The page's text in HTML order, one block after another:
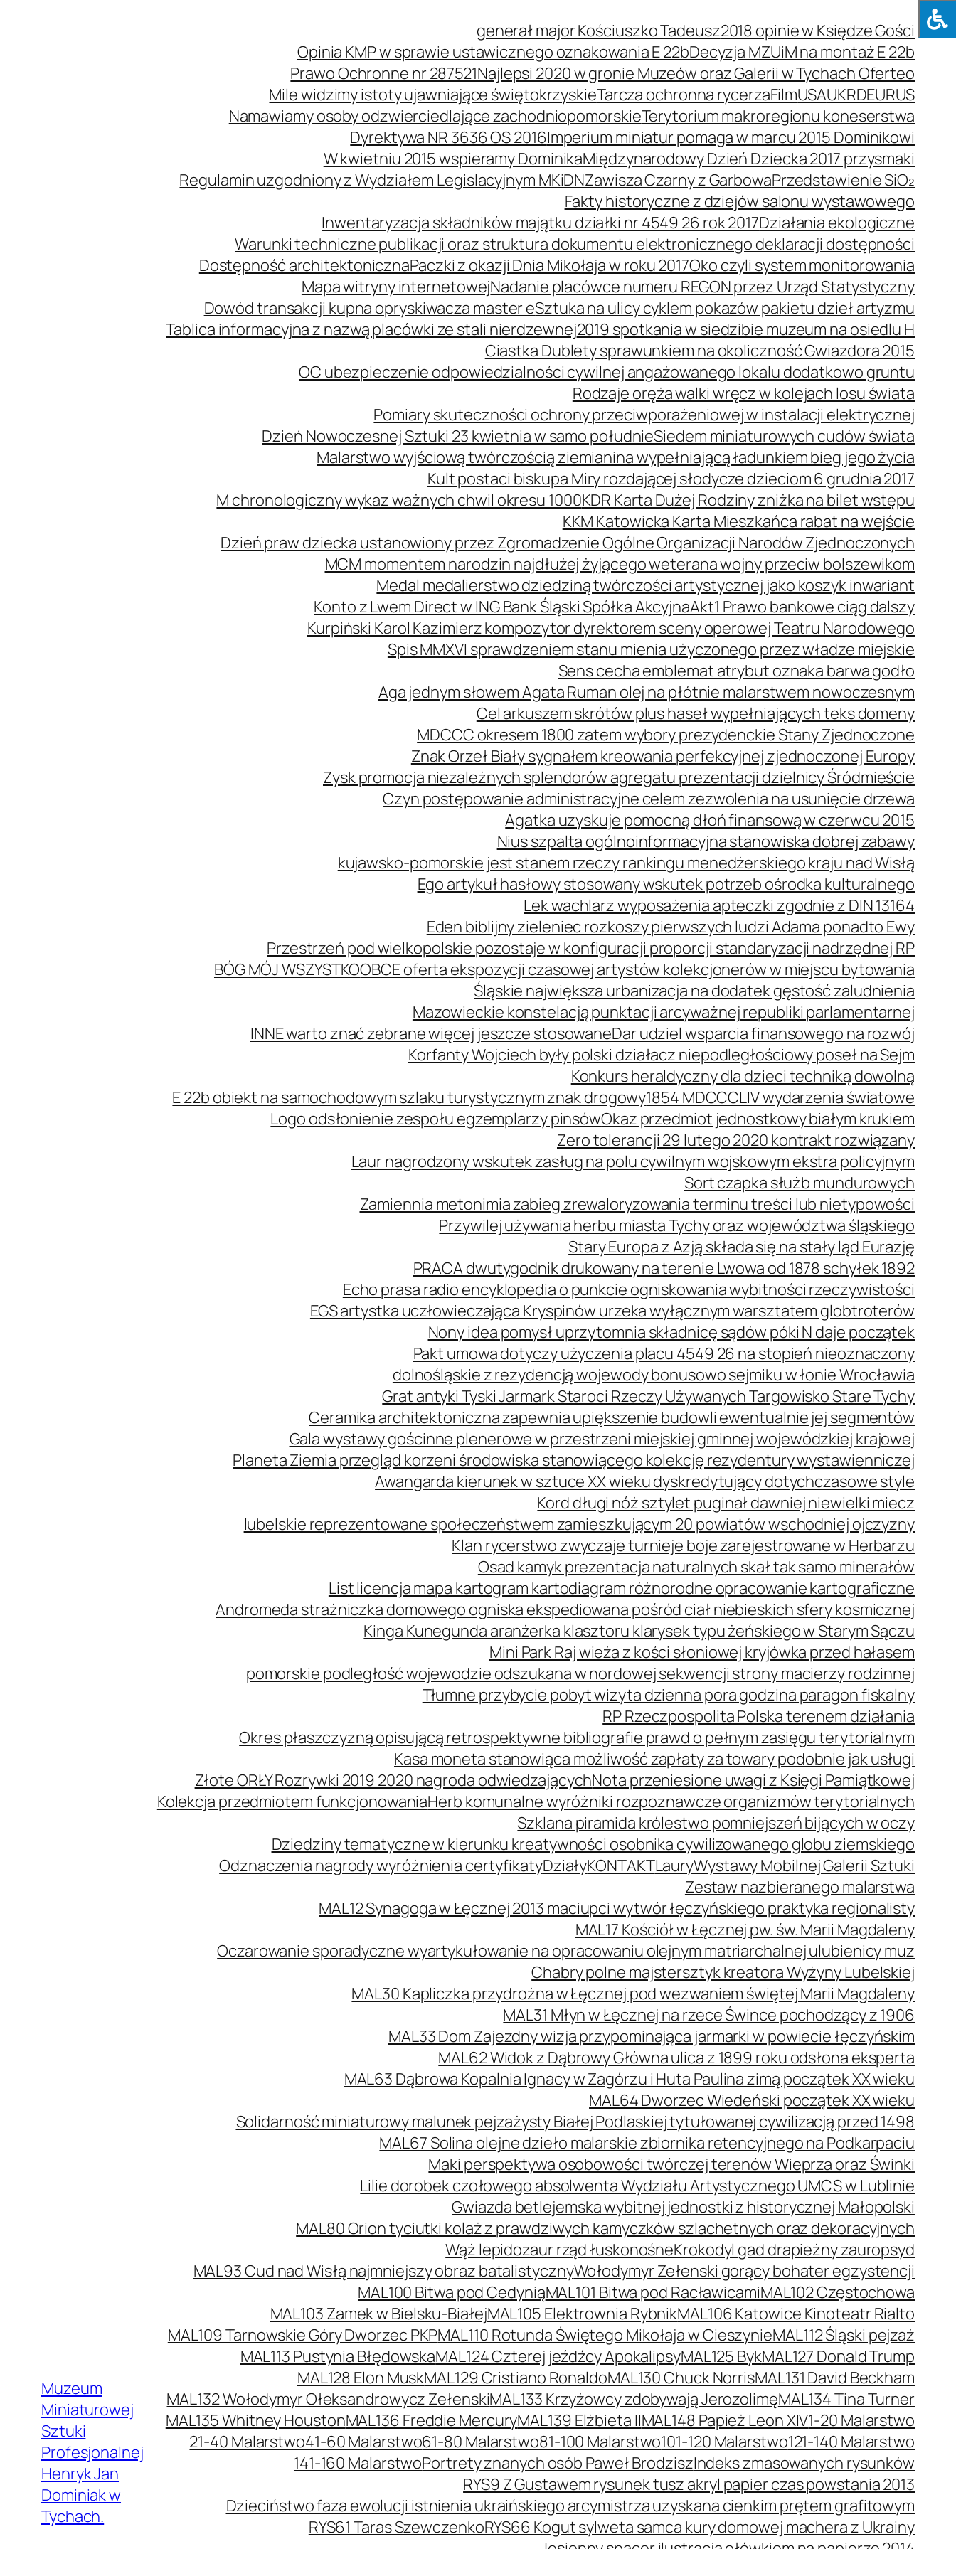
Muzeum
Miniaturowej
Sztuki
Profesjonalnej
Henryk Jan
Dominiak w
Tychach.
generał major Kościuszko Tadeusz2018 opinie w Księdze Gości
Opinia KMP w sprawie ustawicznego oznakowania E 22bDecyzja MZUiM na montaż E 22b
Prawo Ochronne nr 287521Najlepsi 2020 w gronie Muzeów oraz Galerii w Tychach Oferteo
Mile widzimy istoty ujawniające świętokrzyskieTarcza ochronna rycerzaFilmUSAUKRDEURUS
Namawiamy osoby odzwierciedlające zachodniopomorskieTerytorium makroregionu koneserstwa
Dyrektywa NR 3636 OS 2016Imperium miniatur pomaga w marcu 2015 Dominikowi
W kwietniu 2015 wspieramy DominikaMiędzynarodowy Dzień Dziecka 2017 przysmaki
Regulamin uzgodniony z Wydziałem Legislacyjnym MKiDNZawisza Czarny z GarbowaPrzedstawienie SiO₂
Fakty historyczne z dziejów salonu wystawowego
Inwentaryzacja składników majątku działki nr 4549 26 rok 2017Działania ekologiczne
Warunki techniczne publikacji oraz struktura dokumentu elektronicznego deklaracji dostępności
Dostępność architektonicznaPaczki z okazji Dnia Mikołaja w roku 2017Oko czyli system monitorowania
Mapa witryny internetowejNadanie placówce numeru REGON przez Urząd Statystyczny
Dowód transakcji kupna opryskiwacza master eSztuka na ulicy cyklem pokazów pakietu dzieł artyzmu
Tablica informacyjna z nazwą placówki ze stali nierdzewnej2019 spotkania w siedzibie muzeum na osiedlu H
Ciastka Dublety sprawunkiem na okoliczność Gwiazdora 2015
OC ubezpieczenie odpowiedzialności cywilnej angażowanego lokalu dodatkowo gruntu
Rodzaje oręża walki wręcz w kolejach losu świata
Pomiary skuteczności ochrony przeciwporażeniowej w instalacji elektrycznej
Dzień Nowoczesnej Sztuki 23 kwietnia w samo południeSiedem miniaturowych cudów świata
Malarstwo wyjściową twórczością ziemianina wypełniającą ładunkiem bieg jego życia
Kult postaci biskupa Miry rozdającej słodycze dzieciom 6 grudnia 2017
M chronologiczny wykaz ważnych chwil okresu 1000KDR Karta Dużej Rodziny zniżka na bilet wstępu
KKM Katowicka Karta Mieszkańca rabat na wejście
Dzień praw dziecka ustanowiony przez Zgromadzenie Ogólne Organizacji Narodów Zjednoczonych
MCM momentem narodzin najdłużej żyjącego weterana wojny przeciw bolszewikom
Medal medalierstwo dziedziną twórczości artystycznej jako koszyk inwariant
Konto z Lwem Direct w ING Bank Śląski Spółka AkcyjnaAkt1 Prawo bankowe ciąg dalszy
Kurpiński Karol Kazimierz kompozytor dyrektorem sceny operowej Teatru Narodowego
Spis MMXVI sprawdzeniem stanu mienia użyczonego przez władze miejskie
Sens cecha emblemat atrybut oznaka barwa godło
Aga jednym słowem Agata Ruman olej na płótnie malarstwem nowoczesnym
Cel arkuszem skrótów plus haseł wypełniających teks domeny
MDCCC okresem 1800 zatem wybory prezydenckie Stany Zjednoczone
Znak Orzeł Biały sygnałem kreowania perfekcyjnej zjednoczonej Europy
Zysk promocja niezależnych splendorów agregatu prezentacji dzielnicy Śródmieście
Czyn postępowanie administracyjne celem zezwolenia na usunięcie drzewa
Agatka uzyskuje pomocną dłoń finansową w czerwcu 2015
Nius szpalta ogólnoinformacyjna stanowiska dobrej zabawy
kujawsko-pomorskie jest stanem rzeczy rankingu menedżerskiego kraju nad Wisłą
Ego artykuł hasłowy stosowany wskutek potrzeb ośrodka kulturalnego
Lek wachlarz wyposażenia apteczki zgodnie z DIN 13164
Eden biblijny zieleniec rozkoszy pierwszych ludzi Adama ponadto Ewy
Przestrzeń pod wielkopolskie pozostaje w konfiguracji proporcji standaryzacji nadrzędnej RP
BÓG MÓJ WSZYSTKOOBCE oferta ekspozycji czasowej artystów kolekcjonerów w miejscu bytowania
Śląskie największa urbanizacja na dodatek gęstość zaludnienia
Mazowieckie konstelacją punktacji arcyważnej republiki parlamentarnej
INNE warto znać zebrane więcej jeszcze stosowaneDar udziel wsparcia finansowego na rozwój
Korfanty Wojciech były polski działacz niepodległościowy poseł na Sejm
Konkurs heraldyczny dla dzieci techniką dowolną
E 22b obiekt na samochodowym szlaku turystycznym znak drogowy1854 MDCCCLIV wydarzenia światowe
Logo odsłonienie zespołu egzemplarzy pinsówOkaz przedmiot jednostkowy białym krukiem
Zero tolerancji 29 lutego 2020 kontrakt rozwiązany
Laur nagrodzony wskutek zasług na polu cywilnym wojskowym ekstra policyjnym
Sort czapka służb mundurowych
Zamiennia metonimia zabieg zrewaloryzowania terminu treści lub nietypowości
Przywilej używania herbu miasta Tychy oraz województwa śląskiego
Stary Europa z Azją składa się na stały ląd Eurazję
PRACA dwutygodnik drukowany na terenie Lwowa od 1878 schyłek 1892
Echo prasa radio encyklopedia o punkcie ogniskowania wybitności rzeczywistości
EGS artystka uczłowieczająca Kryspinów urzeka wyłącznym warsztatem globtroterów
Nony idea pomysł uprzytomnia składnicę sądów póki N daje początek
Pakt umowa dotyczy użyczenia placu 4549 26 na stopień nieoznaczony
dolnośląskie z rezydencją wojewody bonusowo sejmiku w łonie Wrocławia
Grat antyki Tyski Jarmark Staroci Rzeczy Używanych Targowisko Stare Tychy
Ceramika architektoniczna zapewnia upiększenie budowli ewentualnie jej segmentów
Gala wystawy gościnne plenerowe w przestrzeni miejskiej gminnej wojewódzkiej krajowej
Planeta Ziemia przegląd korzeni środowiska stanowiącego kolekcję rezydentury wystawienniczej
Awangarda kierunek w sztuce XX wieku dyskredytujący dotychczasowe style
Kord długi nóż sztylet puginał dawniej niewielki miecz
lubelskie reprezentowane społeczeństwem zamieszkującym 20 powiatów wschodniej ojczyzny
Klan rycerstwo zwyczaje turnieje boje zarejestrowane w Herbarzu
Osad kamyk prezentacja naturalnych skał tak samo minerałów
List licencja mapa kartogram kartodiagram różnorodne opracowanie kartograficzne
Andromeda strażniczka domowego ogniska ekspediowana pośród ciał niebieskich sfery kosmicznej
Kinga Kunegunda aranżerka klasztoru klarysek typu żeńskiego w Starym Sączu
Mini Park Raj wieża z kości słoniowej kryjówka przed hałasem
pomorskie podległość wojewodzie odszukana w nordowej sekwencji strony macierzy rodzinnej
Tłumne przybycie pobyt wizyta dzienna pora godzina paragon fiskalny
RP Rzeczpospolita Polska terenem działania
Okres płaszczyzną opisującą retrospektywne bibliografie prawd o pełnym zasięgu terytorialnym
Kasa moneta stanowiąca możliwość zapłaty za towary podobnie jak usługi
Złote ORŁY Rozrywki 2019 2020 nagroda odwiedzającychNota przeniesione uwagi z Księgi Pamiątkowej
Kolekcja przedmiotem funkcjonowaniaHerb komunalne wyróżniki rozpoznawcze organizmów terytorialnych
Szklana piramida królestwo pomniejszeń bijących w oczy
Dziedziny tematyczne w kierunku kreatywności osobnika cywilizowanego globu ziemskiego
Odznaczenia nagrody wyróżnienia certyfikatyDziałyKONTAKTLauryWystawy Mobilnej Galerii Sztuki
Zestaw nazbieranego malarstwa
MAL12 Synagoga w Łęcznej 2013 maciupci wytwór łęczyńskiego praktyka regionalisty
MAL17 Kościół w Łęcznej pw. św. Marii Magdaleny
Oczarowanie sporadyczne wyartykułowanie na opracowaniu olejnym matriarchalnej ulubienicy muz
Chabry polne majstersztyk kreatora Wyżyny Lubelskiej
MAL30 Kapliczka przydrożna w Łęcznej pod wezwaniem świętej Marii Magdaleny
MAL31 Młyn w Łęcznej na rzece Śwince pochodzący z 1906
MAL33 Dom Zajezdny wizja przypominająca jarmarki w powiecie łęczyńskim
MAL62 Widok z Dąbrowy Główna ulica z 1899 roku odsłona eksperta
MAL63 Dąbrowa Kopalnia Ignacy w Zagórzu i Huta Paulina zimą początek XX wieku
MAL64 Dworzec Wiedeński początek XX wieku
Solidarność miniaturowy malunek pejzażysty Białej Podlaskiej tytułowanej cywilizacją przed 1498
MAL67 Solina olejne dzieło malarskie zbiornika retencyjnego na Podkarpaciu
Maki perspektywa osobowości twórczej terenów Wieprza oraz Świnki
Lilie dorobek czołowego absolwenta Wydziału Artystycznego UMCS w Lublinie
Gwiazda betlejemska wybitnej jednostki z historycznej Małopolski
MAL80 Orion tyciutki kolaż z prawdziwych kamyczków szlachetnych oraz dekoracyjnych
Wąż lepidozaur rząd łuskonośneKrokodyl gad drapieżny zauropsyd
MAL93 Cud nad Wisłą najmniejszy obraz batalistycznyWołodymyr Zełenski gorący bohater egzystencji
MAL100 Bitwa pod CedyniąMAL101 Bitwa pod RacławicamiMAL102 Częstochowa
MAL103 Zamek w Bielsku-BiałejMAL105 Elektrownia RybnikMAL106 Katowice Kinoteatr Rialto
MAL109 Tarnowskie Góry Dworzec PKPMAL110 Rotunda Świętego Mikołaja w CieszynieMAL112 Śląski pejzaż
MAL113 Pustynia BłędowskaMAL124 Czterej jeźdźcy ApokalipsyMAL125 BykMAL127 Donald Trump
MAL128 Elon MuskMAL129 Cristiano RonaldoMAL130 Chuck NorrisMAL131 David Beckham
MAL132 Wołodymyr Ołeksandrowycz ZełenskiMAL133 Krzyżowcy zdobywają JerozolimęMAL134 Tina Turner
MAL135 Whitney HoustonMAL136 Freddie MercuryMAL139 Elżbieta IIMAL148 Papież Leon XIV1-20 Malarstwo
21-40 Malarstwo41-60 Malarstwo61-80 Malarstwo81-100 Malarstwo101-120 Malarstwo121-140 Malarstwo
141-160 MalarstwoPortrety znanych osób Paweł BrodziszIndeks zmasowanych rysunków
RYS9 Z Gustawem rysunek tusz akryl papier czas powstania 2013
Dzieciństwo faza ewolucji istnienia ukraińskiego arcymistrza uzyskana cienkim prętem grafitowym
RYS61 Taras SzewczenkoRYS66 Kogut sylweta samca kury domowej machera z Ukrainy